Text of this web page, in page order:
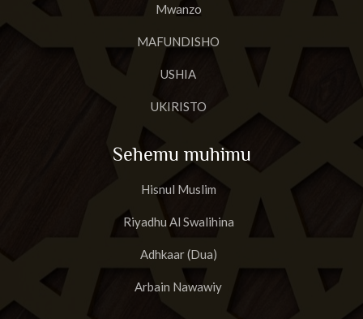
Mwanzo
MAFUNDISHO
USHIA
UKIRISTO
Sehemu muhimu
Hisnul Muslim
Riyadhu Al Swalihina
Adhkaar (Dua)
Arbain Nawawiy